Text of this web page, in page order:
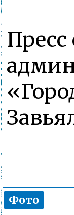
Пресс
Фото